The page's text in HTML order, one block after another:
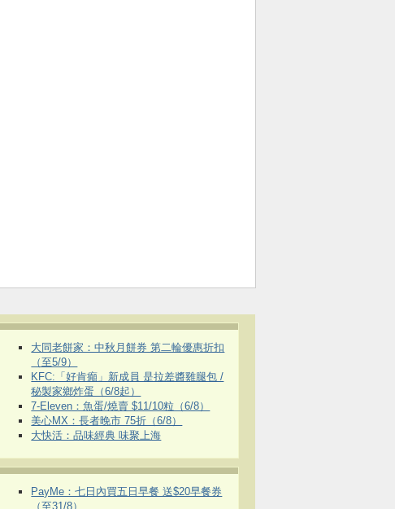
大同老餅家：中秋月餅券 第二輪優惠折扣
（至5/9）
KFC:「好肯癲」新成員 是拉差醬雞腿包 /
秘製家鄉炸蛋（6/8起）
7-Eleven：魚蛋/燒賣 $11/10粒（6/8）
美心MX：長者晚市 75折（6/8）
大快活：品味經典 味聚上海
PayMe：七日內買五日早餐 送$20早餐券
（至31/8）